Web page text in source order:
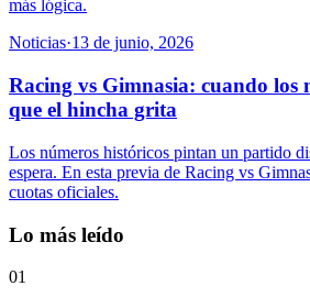
más lógica.
Noticias·13 de junio, 2026
Racing vs Gimnasia: cuando los
que el hincha grita
Los números históricos pintan un partido
espera. En esta previa de Racing vs
cuotas oficiales.
Lo más leído
01